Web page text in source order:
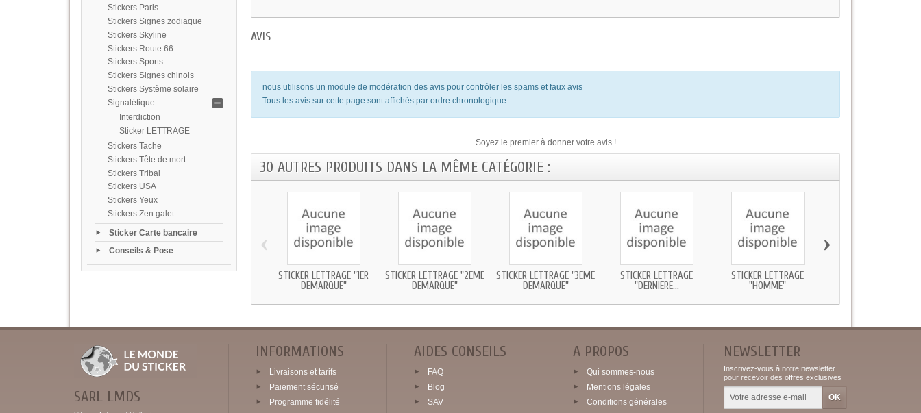
Stickers Paris
Stickers Signes zodiaque
Stickers Skyline
Stickers Route 66
Stickers Sports
Stickers Signes chinois
Stickers Système solaire
Signalétique
Interdiction
Sticker LETTRAGE
Stickers Tache
Stickers Tête de mort
Stickers Tribal
Stickers USA
Stickers Yeux
Stickers Zen galet
Sticker Carte bancaire
Conseils & Pose
AVIS
nous utilisons un module de modération des avis pour contrôler les spams et faux avis
Tous les avis sur cette page sont affichés par ordre chronologique.
Soyez le premier à donner votre avis !
30 AUTRES PRODUITS DANS LA MÊME CATÉGORIE :
STICKER LETTRAGE "1ER
DEMARQUE"
STICKER LETTRAGE "2EME
DEMARQUE"
STICKER LETTRAGE "3EME
DEMARQUE"
STICKER LETTRAGE
"DERNIERE...
STICKER LETTRAGE
"HOMME"
‹ ›
SARL LMDS
INFORMATIONS
Livraisons et tarifs
Paiement sécurisé
Programme fidélité
AIDES CONSEILS
FAQ
Blog
SAV
A PROPOS
Qui sommes-nous
Mentions légales
Conditions générales
NEWSLETTER
Inscrivez-vous à notre newsletter
pour recevoir des offres exclusives